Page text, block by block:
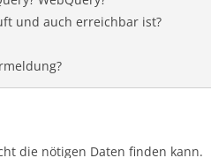
und auch erreichbar ist?
die nötigen Daten finden kann.